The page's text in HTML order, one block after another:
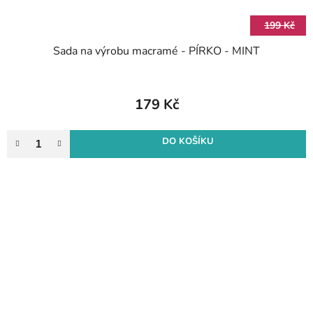
199 Kč
Sada na výrobu macramé - PÍRKO - MINT
179 Kč
DO KOŠÍKU